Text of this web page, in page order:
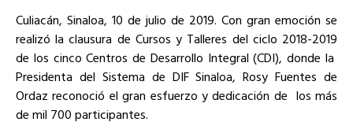
Culiacán, Sinaloa, 10 de julio de 2019. Con gran emoción se
realizó la clausura de Cursos y Talleres del ciclo 2018-2019
de los cinco Centros de Desarrollo Integral (CDI), donde la
Presidenta del Sistema de DIF Sinaloa, Rosy Fuentes de
Ordaz reconoció el gran esfuerzo y dedicación de los más
de mil 700 participantes.